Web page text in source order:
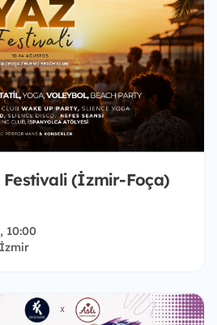
Festivali (İzmir-Foça)
10:00